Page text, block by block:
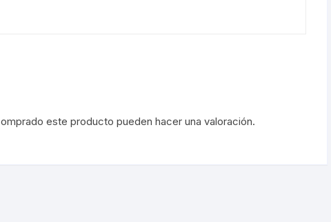
este producto pueden hacer una valoración.